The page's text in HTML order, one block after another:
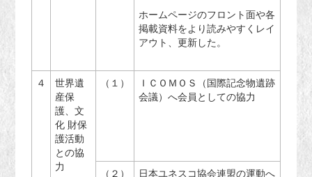
ホームページのフロント面や各
掲載資料をより読みやすくレイ
アウト、更新した。
４
世界遺
産保
護、文
化 財保
護活動
との協
力
（１）
ＩＣＯＭＯＳ（国際記念物遺跡
会議）へ会員としての協力
（２） 日本ユネスコ協会連盟の運動へ